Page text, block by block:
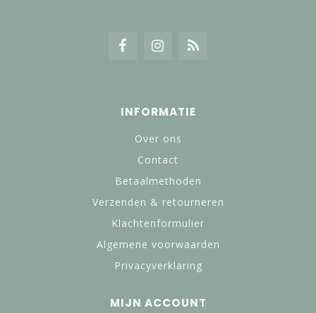
INFORMATIE
Over ons
Contact
Betaalmethoden
Verzenden & retourneren
Klachtenformulier
Algemene voorwaarden
Privacyverklaring
MIJN ACCOUNT